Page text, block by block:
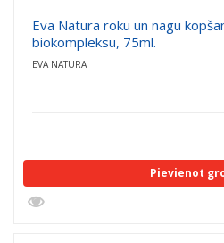
Eva Natura roku un nagu
biokompleksu, 75ml.
EVA NATURA
Pievienot